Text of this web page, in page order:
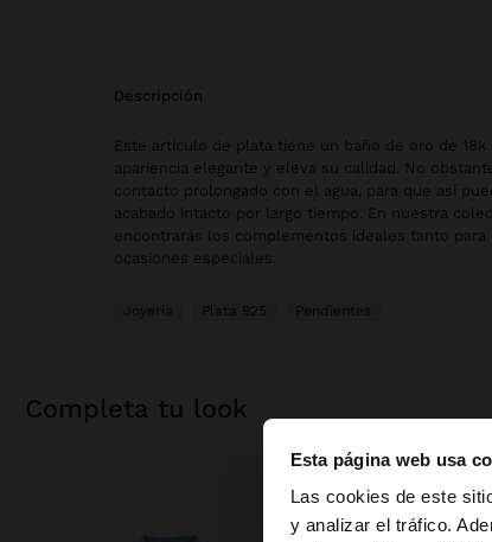
Esta página web usa
Las cookies de este
y analizar el tráfico.
hola
descripción
Este artículo de plata tiene un baño de oro de
apariencia elegante y eleva su calidad. No
contacto prolongado con el agua, para que así
acabado intacto por largo tiempo. En nuestra
encontrarás los complementos ideales tanto para
ocasiones especiales.
Joyería Plata 925 Pendientes
completa tu look